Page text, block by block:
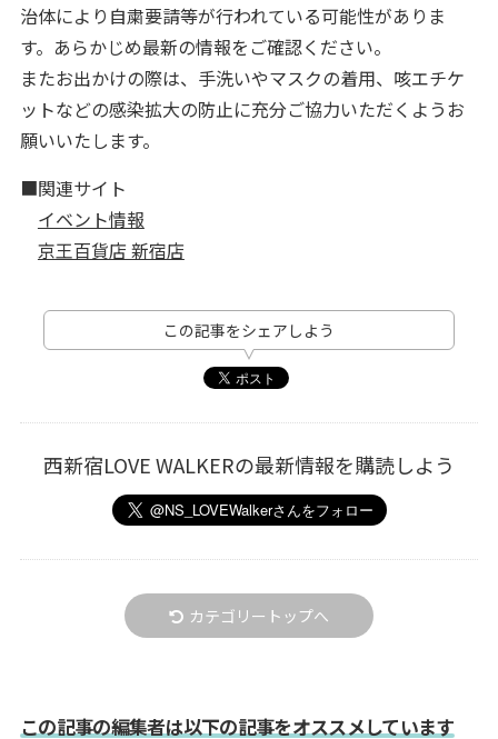
治体により自粛要請等が行われている可能性がありま
す。あらかじめ最新の情報をご確認ください。
またお出かけの際は、手洗いやマスクの着用、咳エチケ
ットなどの感染拡大の防止に充分ご協力いただくようお
願いいたします。
■関連サイト
イベント情報
京王百貨店 新宿店
この記事をシェアしよう
西新宿LOVE WALKERの最新情報を購読しよう
カテゴリートップへ
この記事の編集者は以下の記事をオススメしています